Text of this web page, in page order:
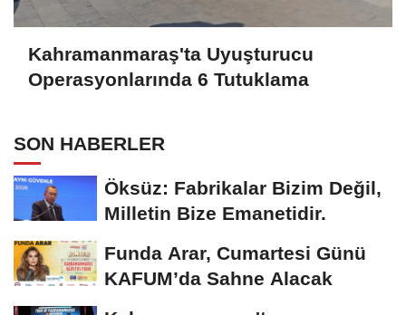
Kahramanmaraş'ta Uyuşturucu
Operasyonlarında 6 Tutuklama
SON HABERLER
Öksüz: Fabrikalar Bizim Değil,
Milletin Bize Emanetidir.
Funda Arar, Cumartesi Günü
KAFUM’da Sahne Alacak